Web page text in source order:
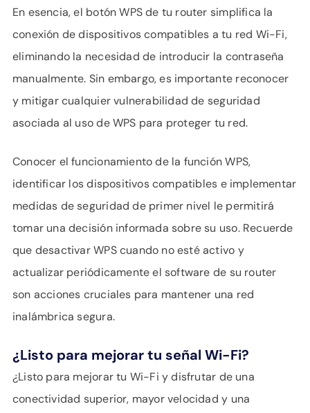
En esencia, el botón WPS de tu router simplifica la
conexión de dispositivos compatibles a tu red Wi-Fi,
eliminando la necesidad de introducir la contraseña
manualmente. Sin embargo, es importante reconocer
y mitigar cualquier vulnerabilidad de seguridad
asociada al uso de WPS para proteger tu red.
Conocer el funcionamiento de la función WPS,
identificar los dispositivos compatibles e implementar
medidas de seguridad de primer nivel le permitirá
tomar una decisión informada sobre su uso. Recuerde
que desactivar WPS cuando no esté activo y
actualizar periódicamente el software de su router
son acciones cruciales para mantener una red
inalámbrica segura.
¿Listo para mejorar tu señal Wi-Fi?
¿Listo para mejorar tu Wi-Fi y disfrutar de una
conectividad superior, mayor velocidad y una